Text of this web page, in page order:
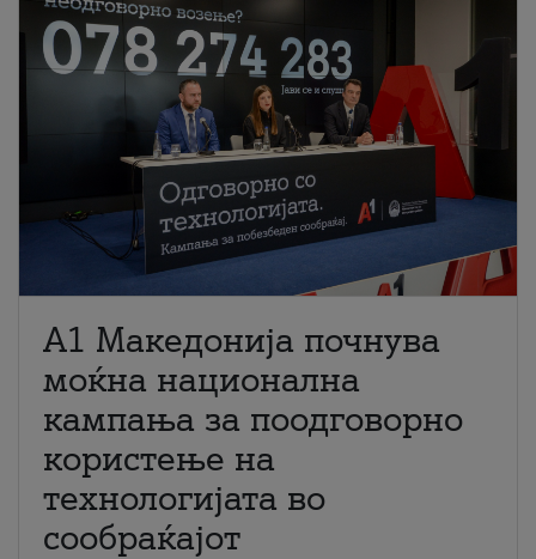
A1 Македонија почнува
моќна национална
кампања за поодговорно
користење на
технологијата во
сообраќајот